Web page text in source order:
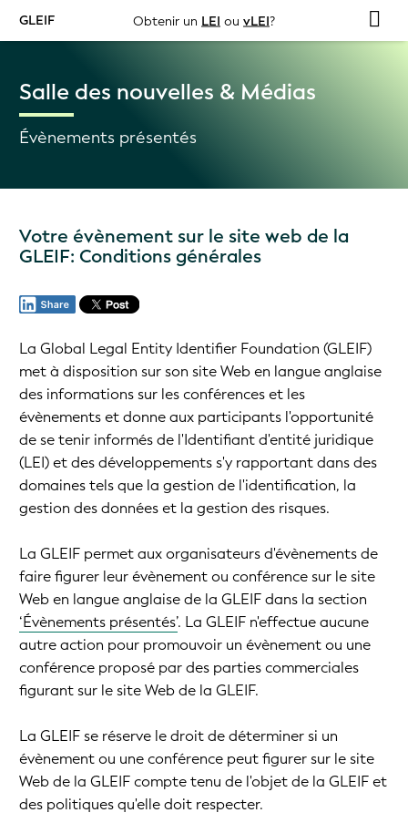
GLEIF Obtenir un LEI ou vLEI?
Salle des nouvelles & Médias
Évènements présentés
Votre évènement sur le site web de la
GLEIF: Conditions générales
La Global Legal Entity Identifier Foundation (GLEIF)
met à disposition sur son site Web en langue anglaise
des informations sur les conférences et les
évènements et donne aux participants l'opportunité
de se tenir informés de l'Identifiant d'entité juridique
(LEI) et des développements s'y rapportant dans des
domaines tels que la gestion de l'identification, la
gestion des données et la gestion des risques.
La GLEIF permet aux organisateurs d'évènements de
faire figurer leur évènement ou conférence sur le site
Web en langue anglaise de la GLEIF dans la section
‘Évènements présentés’. La GLEIF n'effectue aucune
autre action pour promouvoir un évènement ou une
conférence proposé par des parties commerciales
figurant sur le site Web de la GLEIF.
La GLEIF se réserve le droit de déterminer si un
évènement ou une conférence peut figurer sur le site
Web de la GLEIF compte tenu de l'objet de la GLEIF et
des politiques qu'elle doit respecter.